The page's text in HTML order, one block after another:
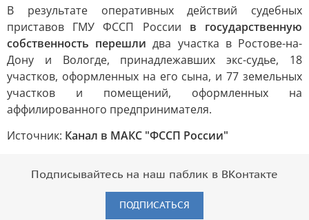
В результате оперативных действий судебных
приставов ГМУ ФССП России в государственную
собственность перешли два участка в Ростове-на-
Дону и Вологде, принадлежавших экс-судье, 18
участков, оформленных на его сына, и 77 земельных
участков и помещений, оформленных на
аффилированного предпринимателя.
Источник: Канал в МАКС "ФССП России"
Подписывайтесь на наш паблик в ВКонтакте
ПОДПИСАТЬСЯ